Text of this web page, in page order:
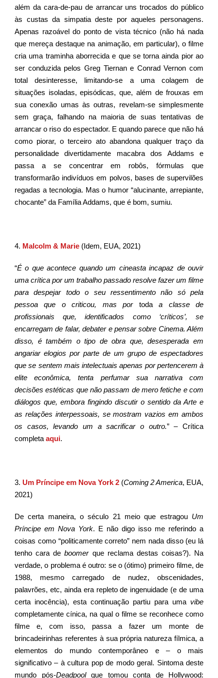
além da cara-de-pau de arrancar uns trocados do público
às custas da simpatia deste por aqueles personagens.
Apenas razoável do ponto de vista técnico (não há nada
que mereça destaque na animação, em particular), o filme
cria uma traminha aborrecida e que se torna ainda pior ao
ser conduzida pelos Greg Tiernan e Conrad Vernon com
total desinteresse, limitando-se a uma colagem de
situações isoladas, episódicas, que, além de frouxas em
sua conexão umas às outras, revelam-se simplesmente
sem graça, falhando na maioria de suas tentativas de
arrancar o riso do espectador. E quando parece que não há
como piorar, o terceiro ato abandona qualquer traço da
personalidade divertidamente macabra dos Addams e
passa a se concentrar em robôs, fórmulas que
transformarão indivíduos em polvos, bases de supervilões
regadas a tecnologia. Mas o humor “alucinante, arrepiante,
chocante” da Família Addams, que é bom, sumiu.
4. Malcolm & Marie (Idem, EUA, 2021)
“É o que acontece quando um cineasta incapaz de ouvir
uma crítica por um trabalho passado resolve fazer um filme
para despejar todo o seu ressentimento não só pela
pessoa que o criticou, mas por todaa classe de
profissionais que, identificados como ‘críticos’, se
encarregam de falar, debater e pensar sobre Cinema. Além
disso, é também o tipo de obra que, desesperada em
angariar elogios por parte de um grupo de espectadores
que se sentem mais intelectuais apenas por pertencerem à
elite econômica, tenta perfumar sua narrativa com
decisões estéticas que não passam de mero fetiche e com
diálogos que, embora fingindo discutir o sentido da Arte e
as relações interpessoais, se mostram vazios em ambos
os casos, levando um a sacrificar o outro.” – Crítica
completa aqui.
3. Um Príncipe em Nova York 2 (Coming 2 America, EUA,
2021)
De certa maneira, o século 21 meio que estragou Um
Príncipe em Nova York. E não digo isso me referindo a
coisas como “politicamente correto” nem nada disso (eu lá
tenho cara deboomerque reclama destas coisas?). Na
verdade, o problema é outro: se o (ótimo) primeiro filme, de
1988, mesmo carregado de nudez, obscenidades,
palavrões, etc, ainda era repleto de ingenuidade (e de uma
certa inocência), esta continuação partiu para uma vibe
completamente cínica, na qual o filme se reconhece como
filme e, com isso, passa a fazer um monte de
brincadeirinhas referentes à sua própria natureza fílmica, a
elementos do mundo contemporâneo e – o mais
significativo – à cultura pop de modo geral. Sintoma deste
mundo pós-Deadpoolque tomou conta de Hollywood: